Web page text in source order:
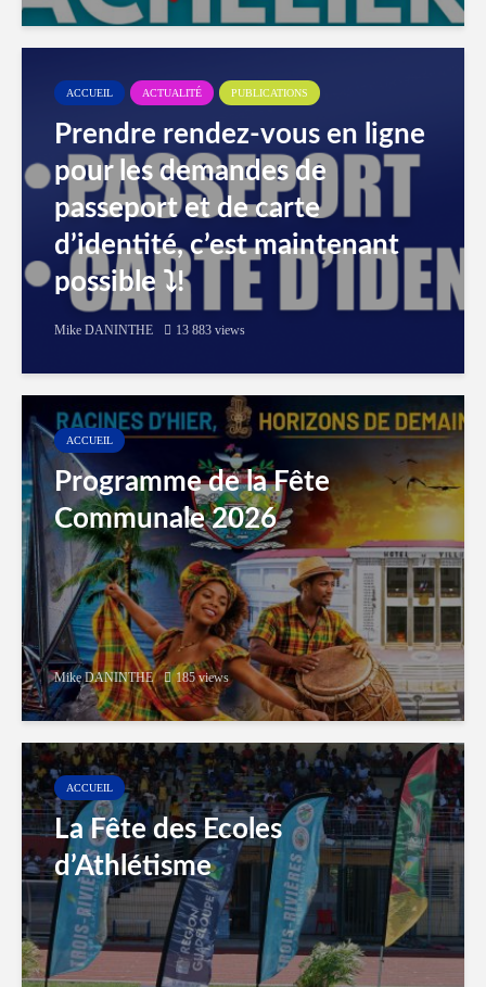
ACCUEIL ACTUALITÉ PUBLICATIONS
Prendre rendez-vous en ligne
pour les demandes de
passeport et de carte
d’identité, c’est maintenant
possible ⤵️!
Mike DANINTHE 13 883 views
ACCUEIL
Programme de la Fête
Communale 2026
Mike DANINTHE 185 views
ACCUEIL
La Fête des Ecoles
d’Athlétisme